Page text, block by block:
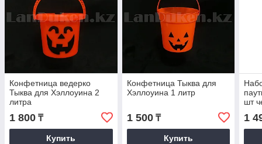
Конфетница ведерко
Тыква для Хэллоуина 2
литра
1 800 ₸
Купить
Конфетница Тыква для
Хэллоуина 1 литр
1 500₸
Купить
шт
1